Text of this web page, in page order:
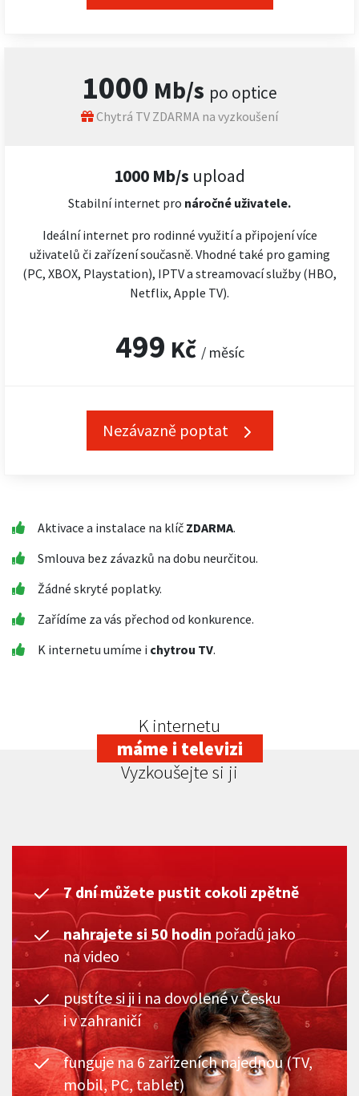
1000 Mb/s po optice
Chytrá TV ZDARMA na vyzkoušení
1000 Mb/s upload
Stabilní internet pro náročné uživatele.
Ideální internet pro rodinné využití a připojení více
uživatelů či zařízení současně. Vhodné také pro gaming
(PC, XBOX, Playstation), IPTV a streamovací služby (HBO,
Netflix, Apple TV).
499 Kč / měsíc
Nezávazně poptat
Aktivace a instalace na klíč ZDARMA.
Smlouva bez závazků na dobu neurčitou.
Žádné skryté poplatky.
Zařídíme za vás přechod od konkurence.
K internetu umíme i chytrou TV.
K internetu
máme i televizi
Vyzkoušejte si ji
7 dní můžete pustit cokoli zpětně
nahrajete si 50 hodin pořadů jako
na video
pustíte si ji i na dovolené v Česku
i v zahraničí
funguje na 6 zařízeních najednou (TV,
mobil, PC, tablet)